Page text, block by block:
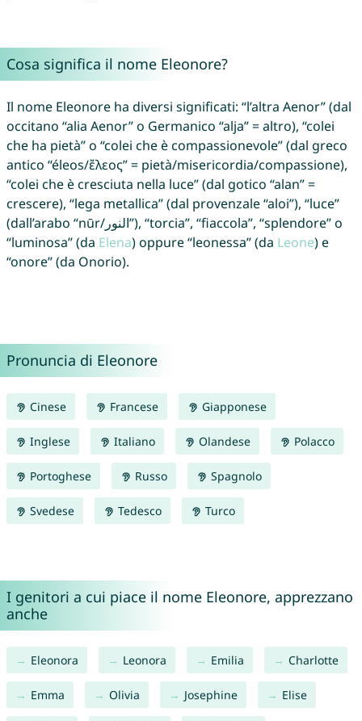
Cosa significa il nome Eleonore?
Il nome Eleonore ha diversi significati: “l’altra Aenor” (dal
occitano “alia Aenor” o Germanico “alja” = altro), “colei
che ha pietà” o “colei che è compassionevole” (dal greco
antico “éleos/ἔλεος” = pietà/misericordia/compassione),
“colei che è cresciuta nella luce” (dal gotico “alan” =
crescere), “lega metallica” (dal provenzale “aloi”), “luce”
(dall’arabo “nūr/النور‎”), “torcia”, “fiaccola”, “splendore” o
“luminosa” (da Elena) oppure “leonessa” (da Leone) e
“onore” (da Onorio).
Pronuncia di Eleonore
Cinese Francese Giapponese
Inglese Italiano Olandese Polacco
Portoghese Russo Spagnolo
Svedese Tedesco Turco
I genitori a cui piace il nome Eleonore, apprezzano
anche
Eleonora Leonora Emilia Charlotte
Emma Olivia Josephine Elise